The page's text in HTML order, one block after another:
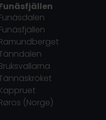
(Norge)